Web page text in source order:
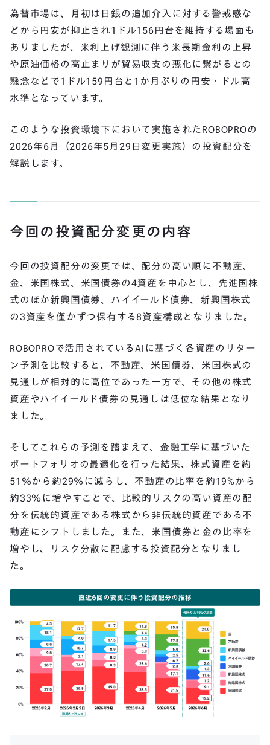
為替市場は、月初は日銀の追加介入に対する警戒感な
どから円安が抑止され1ドル156円台を維持する場面も
ありましたが、米利上げ観測に伴う米長期金利の上昇
や原油価格の高止まりが貿易収支の悪化に繋がるとの
懸念などで1ドル159円台と1か月ぶりの円安・ドル高
水準となっています。
このような投資環境下において実施されたROBOPROの
2026年6月（2026年5月29日変更実施）の投資配分を
解説します。
今回の投資配分変更の内容
今回の投資配分の変更では、配分の高い順に不動産、
金、米国株式、米国債券の4資産を中心とし、先進国株
式のほか新興国債券、ハイイールド債券、新興国株式
の3資産を僅かずつ保有する8資産構成となりました。
ROBOPROで活用されているAIに基づく各資産のリター
ン予測を比較すると、不動産、米国債券、米国株式の
見通しが相対的に高位であった一方で、その他の株式
資産やハイイールド債券の見通しは低位な結果となり
ました。
そしてこれらの予測を踏まえて、金融工学に基づいた
ポートフォリオの最適化を行った結果、株式資産を約
51％から約29％に減らし、不動産の比率を約19%から
約33％に増やすことで、比較的リスクの高い資産の配
分を伝統的資産である株式から非伝統的資産である不
動産にシフトしました。また、米国債券と金の比率を
増やし、リスク分散に配慮する投資配分となりまし
た。